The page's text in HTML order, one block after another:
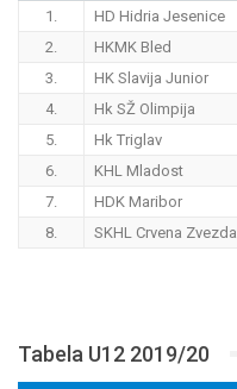
1.
HD Hidria Jesenice
2.
HKMK Bled
3.
HK Slavija Junior
4.
Hk SŽ Olimpija
5.
Hk Triglav
6.
KHL Mladost
7.
HDK Maribor
8.
SKHL Crvena Zvezda
Tabela U12 2019/20